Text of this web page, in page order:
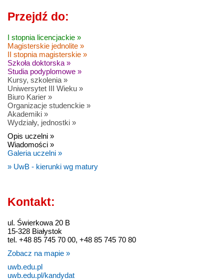
Przejdź do:
I stopnia licencjackie »
Magisterskie jednolite »
II stopnia magisterskie »
Szkoła doktorska »
Studia podyplomowe »
Kursy, szkolenia »
Uniwersytet III Wieku »
Biuro Karier »
Organizacje studenckie »
Akademiki »
Wydziały, jednostki »
Opis uczelni »
Wiadomości »
Galeria uczelni »
» UwB - kierunki wg matury
Kontakt:
ul. Świerkowa 20 B
15-328 Białystok
tel. +48 85 745 70 00, +48 85 745 70 80
Zobacz na mapie »
uwb.edu.pl
uwb.edu.pl/kandydat